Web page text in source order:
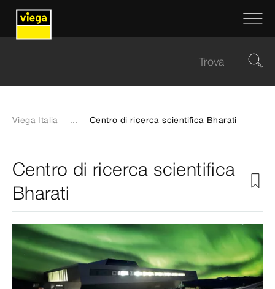
Viega Italia ... Centro di ricerca scientifica Bharati
Centro di ricerca scientifica
Bharati